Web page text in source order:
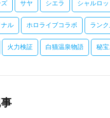
サヤ シエラ シャルロッ
ナル ホロライブコラボ ラン
火力検証 白猫温泉物語 秘宝